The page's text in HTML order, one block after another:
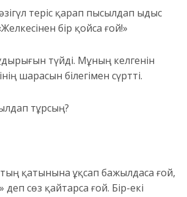
теріс қарап пысылдап ыдыс
бір қойса ғой!»
түйді. Мұның келгенін
інің шарасын білегімен сүртті.
тұрсың?
қатынына ұқсап бажылдаса ғой,
деп сөз қайтарса ғой. Бір-екі